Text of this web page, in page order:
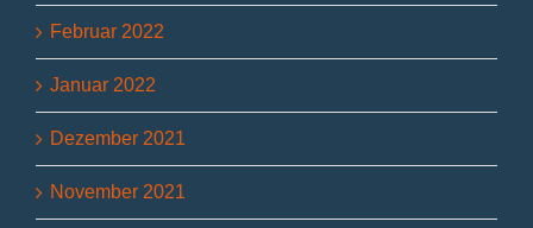
Februar 2022
Januar 2022
Dezember 2021
November 2021